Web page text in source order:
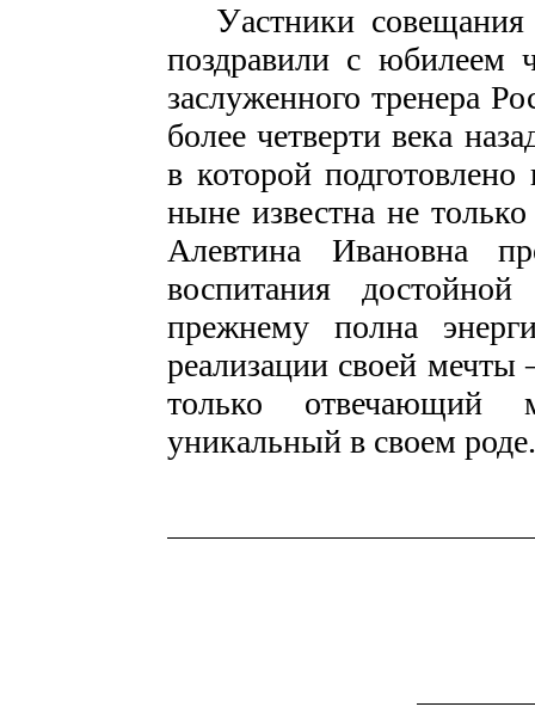
Уастники
поздравили с юбилеем
заслуженного тренера
более четверти века
в которой
ныне известна не
Алевтина Ивановна
воспитания
прежнему полна
реализации своей мечты
только
уникальный в своем роде.